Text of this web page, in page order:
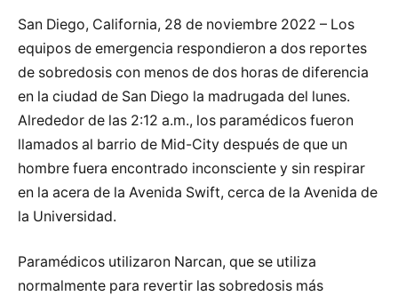
San Diego, California, 28 de noviembre 2022 – Los
equipos de emergencia respondieron a dos reportes
de sobredosis con menos de dos horas de diferencia
en la ciudad de San Diego la madrugada del lunes.
Alrededor de las 2:12 a.m., los paramédicos fueron
llamados al barrio de Mid-City después de que un
hombre fuera encontrado inconsciente y sin respirar
en la acera de la Avenida Swift, cerca de la Avenida de
la Universidad.
Paramédicos utilizaron Narcan, que se utiliza
normalmente para revertir las sobredosis más